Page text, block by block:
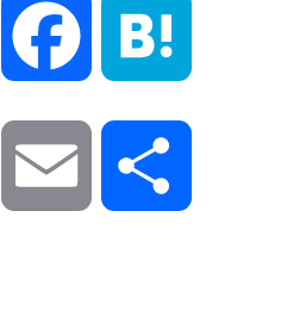
Line Facebook
WhatsApp Email